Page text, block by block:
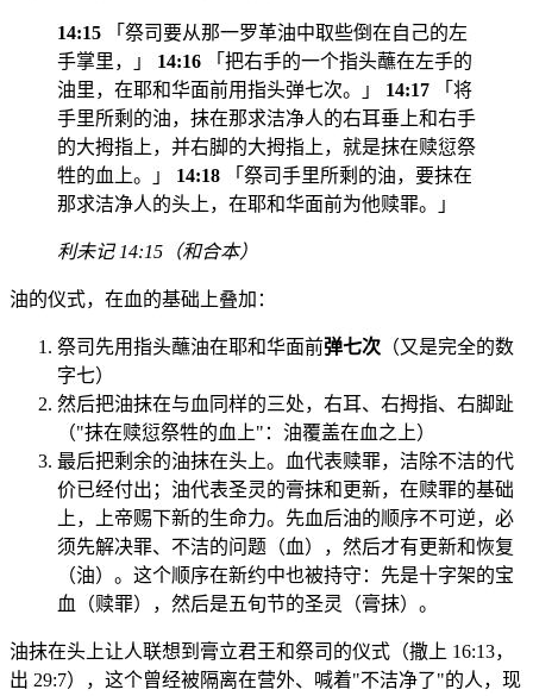
14:15 「祭司要从那一罗革油中取些倒在自己的左
手掌里，」 14:16 「把右手的一个指头蘸在左手的
油里，在耶和华面前用指头弹七次。」 14:17 「将
手里所剩的油，抹在那求洁净人的右耳垂上和右手
的大拇指上，并右脚的大拇指上，就是抹在赎愆祭
牲的血上。」 14:18 「祭司手里所剩的油，要抹在
那求洁净人的头上，在耶和华面前为他赎罪。」
利未记 14:15（和合本）
油的仪式，在血的基础上叠加：
祭司先用指头蘸油在耶和华面前弹七次 （又是完全的数
字七）
然后把油抹在与血同样的三处，右耳、右拇指、右脚趾
（"抹在赎愆祭牲的血上"：油覆盖在血之上）
最后把剩余的油抹在头上。血代表赎罪，洁除不洁的代
价已经付出；油代表圣灵的膏抹和更新，在赎罪的基础
上，上帝赐下新的生命力。先血后油的顺序不可逆，必
须先解决罪、不洁的问题（血），然后才有更新和恢复
（油）。这个顺序在新约中也被持守：先是十字架的宝
血（赎罪），然后是五旬节的圣灵（膏抹）。
油抹在头上让人联想到膏立君王和祭司的仪式（撒上 16:13，
出 29:7），这个曾经被隔离在营外、喊着"不洁净了"的人，现